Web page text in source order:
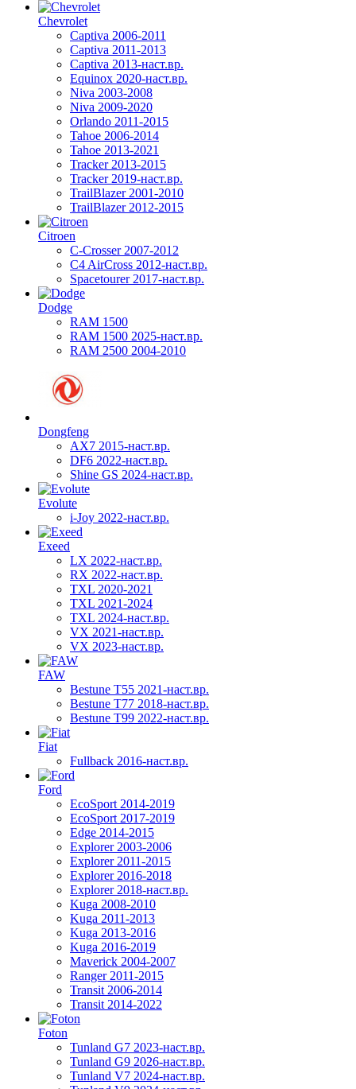
Chevrolet
Captiva 2006-2011
Captiva 2011-2013
Captiva 2013-наст.вр.
Equinox 2020-наст.вр.
Niva 2003-2008
Niva 2009-2020
Orlando 2011-2015
Tahoe 2006-2014
Tahoe 2013-2021
Tracker 2013-2015
Tracker 2019-наст.вр.
TrailBlazer 2001-2010
TrailBlazer 2012-2015
Citroen
C-Crosser 2007-2012
C4 AirCross 2012-наст.вр.
Spacetourer 2017-наст.вр.
Dodge
RAM 1500
RAM 1500 2025-наст.вр.
RAM 2500 2004-2010
Dongfeng
AX7 2015-наст.вр.
DF6 2022-наст.вр.
Shine GS 2024-наст.вр.
Evolute
i-Joy 2022-наст.вр.
Exeed
LX 2022-наст.вр.
RX 2022-наст.вр.
TXL 2020-2021
TXL 2021-2024
TXL 2024-наст.вр.
VX 2021-наст.вр.
VX 2023-наст.вр.
FAW
Bestune T55 2021-наст.вр.
Bestune T77 2018-наст.вр.
Bestune T99 2022-наст.вр.
Fiat
Fullback 2016-наст.вр.
Ford
EcoSport 2014-2019
EcoSport 2017-2019
Edge 2014-2015
Explorer 2003-2006
Explorer 2011-2015
Explorer 2016-2018
Explorer 2018-наст.вр.
Kuga 2008-2010
Kuga 2011-2013
Kuga 2013-2016
Kuga 2016-2019
Maverick 2004-2007
Ranger 2011-2015
Transit 2006-2014
Transit 2014-2022
Foton
Tunland G7 2023-наст.вр.
Tunland G9 2026-наст.вр.
Tunland V7 2024-наст.вр.